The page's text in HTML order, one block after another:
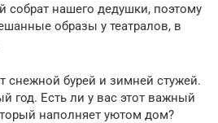
собрат нашего дедушки, поэтому
образы у театралов, в
снежной бурей и зимней стужей.
год. Есть ли у вас этот важный
наполняет уютом дом?